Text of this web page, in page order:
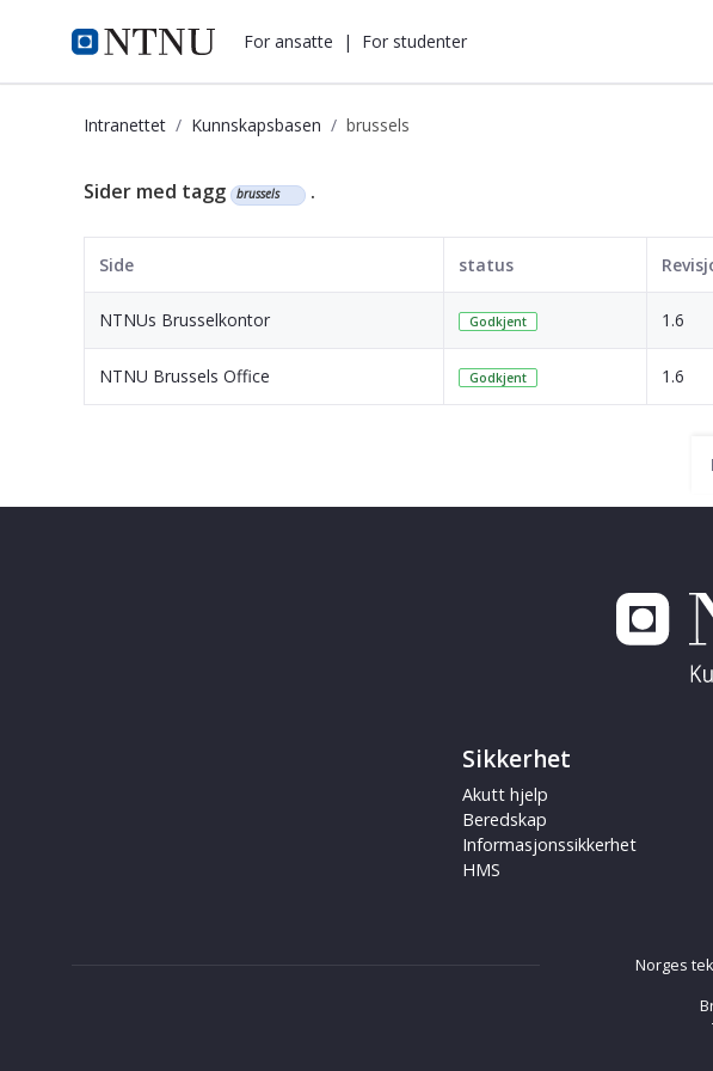
i.ntnu.no For ansatte | For studenter
Intranettet Kunnskapsbasen brussels
Kunnskapsbasen
Sider med tagg brussels .
Side status
NTNUs Brusselkontor Godkjent 1.6
NTNU Brussels Office Godkjent 1.6
Sikkerhet
Akutt hjelp
Beredskap
Informasjonssikkerhet
HMS
Norges